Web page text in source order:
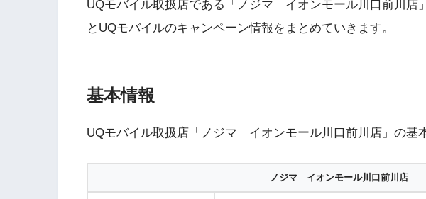
UQモバイル取扱店である「ノジマ イオンモール川口前川店
とUQモバイルのキャンペーン情報をまとめていきます。
基本情報
UQモバイル取扱店「ノジマ イオンモール川口前川店」の基
ノジマ イオンモール川口前川店